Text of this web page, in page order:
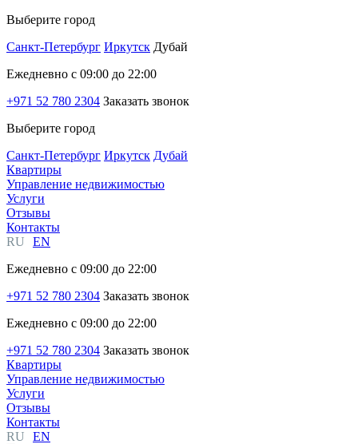
Выберите город
Санкт-Петербург Иркутск Дубай
Ежедневно с 09:00 до 22:00
+971 52 780 2304 Заказать звонок
Выберите город
Санкт-Петербург Иркутск Дубай
Квартиры
Управление недвижимостью
Услуги
Отзывы
Контакты
RU
EN
Ежедневно с 09:00 до 22:00
+971 52 780 2304 Заказать звонок
Ежедневно с 09:00 до 22:00
+971 52 780 2304 Заказать звонок
Квартиры
Управление недвижимостью
Услуги
Отзывы
Контакты
RU
EN